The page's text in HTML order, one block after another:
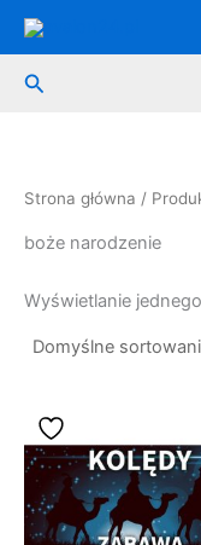
Przejdź
treściSzukaj
Strona główna /
boże narodzenie
Wyświetlanie